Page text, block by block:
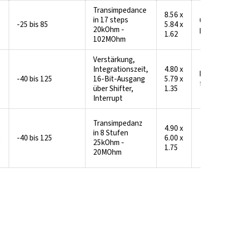
-25 bis 85
Transimpedance
in 17 steps
20kOhm -
102MOhm
8.56 x
5.84 x
1.62
up to 2.8
pA/LSB
-40 bis 125
Verstärkung,
Integrationszeit,
16-Bit-Ausgang
über Shifter,
Interrupt
4.80 x
5.79 x
1.35
bis zu 20
fA/LSB
-40 bis 125
Transimpedanz
in 8 Stufen
25kOhm -
20MOhm
4.90 x
6.00 x
1.75